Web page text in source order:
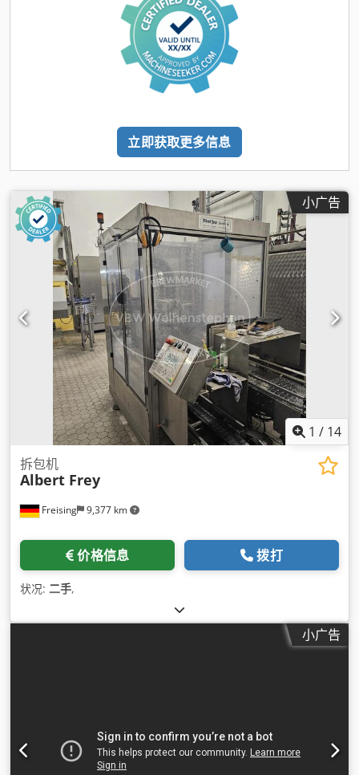
立即获取更多信息
小广告
1 / 14
Freising 9,377 km
拆包机
Albert Frey
价格信息 拨打
状况: 二手,
小广告